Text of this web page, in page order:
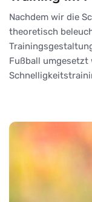
Nachdem wir die
theoretisch
Fußball umgesetzt